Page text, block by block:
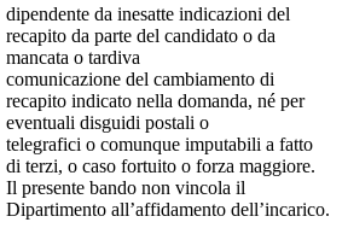
dipendente da inesatte indicazioni del
recapito da parte del candidato o da
mancata o tardiva
comunicazione del cambiamento di
recapito indicato nella domanda, né per
eventuali disguidi postali o
telegrafici o comunque imputabili a fatto
di terzi, o caso fortuito o forza maggiore.
Il presente bando non vincola il
Dipartimento all’affidamento dell’incarico.